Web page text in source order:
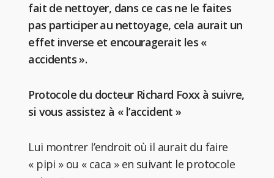
fait de nettoyer, dans ce cas ne le faites
pas participer au nettoyage, cela aurait un
effet inverse et encouragerait les «
accidents ».
Protocole du docteur Richard Foxx à suivre,
si vous assistez à « l’accident »
Lui montrer l’endroit où il aurait du faire
« pipi » ou « caca » en suivant le protocole